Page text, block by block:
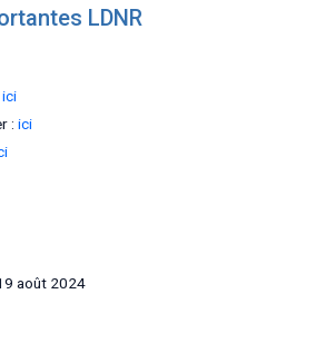
LDNR
ici
:ici
août 2024